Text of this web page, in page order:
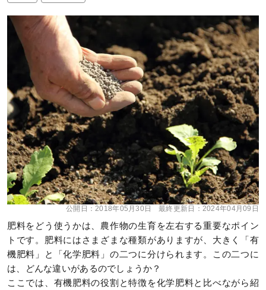
公開日：2018年05月30日 最終更新日： 2024年04月09日
肥料をどう使うかは、農作物の生育を左右する重要なポイン
トです。肥料にはさまざまな種類がありますが、大きく「有
機肥料」と「化学肥料」の二つに分けられます。この二つに
は、どんな違いがあるのでしょうか？
ここでは、有機肥料の役割と特徴を化学肥料と比べながら紹